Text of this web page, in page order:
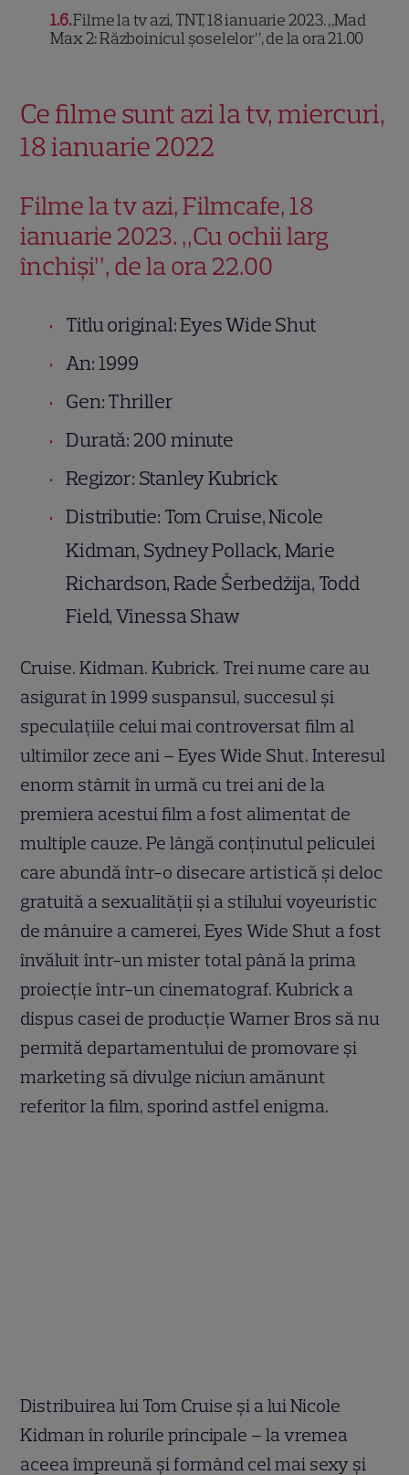
1.6Filme la tv azi, TNT, 18 ianuarie 2023. „Mad
Max 2: Războinicul șoselelor”, de la ora 21.00
Ce filme sunt azi la tv, miercuri,
18 ianuarie 2022
Filme la tv azi, Filmcafe, 18
ianuarie 2023. „Cu ochii larg
închiși”, de la ora 22.00
Titlu original: Eyes Wide Shut
An: 1999
Gen: Thriller
Durată: 200 minute
Regizor: Stanley Kubrick
Distributie: Tom Cruise, Nicole
Kidman, Sydney Pollack, Marie
Richardson, Rade Šerbedžija, Todd
Field, Vinessa Shaw
Cruise. Kidman. Kubrick. Trei nume care au
asigurat în 1999 suspansul, succesul şi
speculaţiile celui mai controversat film al
ultimilor zece ani – Eyes Wide Shut. Interesul
enorm stârnit în urmă cu trei ani de la
premiera acestui film a fost alimentat de
multiple cauze. Pe lângă conţinutul peliculei
care abundă într-o disecare artistică şi deloc
gratuită a sexualităţii şi a stilului voyeuristic
de mânuire a camerei, Eyes Wide Shut a fost
învăluit într-un mister total până la prima
proiecţie într-un cinematograf. Kubrick a
dispus casei de producţie Warner Bros să nu
permită departamentului de promovare şi
marketing să divulge niciun amănunt
referitor la film, sporind astfel enigma.
Distribuirea lui Tom Cruise şi a lui Nicole
Kidman în rolurile principale – la vremea
aceea împreună şi formând cel mai sexy şi